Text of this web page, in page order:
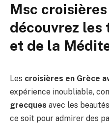
Msc
découvrez les
et de la
Les croisières en Grèce
expérience inoubliable,
grecques avec les
ce soit pour admirer des